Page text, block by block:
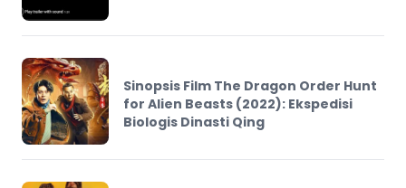
Sinopsis Film The Dragon Order Hunt
for Alien Beasts (2022): Ekspedisi
Biologis Dinasti Qing